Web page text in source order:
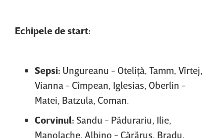
Echipele de start:
Sepsi: Ungureanu - Oteliţă, Tamm, Vîrtej,
Vianna - Cîmpean, Iglesias, Oberlin -
Matei, Batzula, Coman.
Corvinul: Sandu - Pădurariu, Ilie,
Manolache, Albino - Cărăruş, Bradu,